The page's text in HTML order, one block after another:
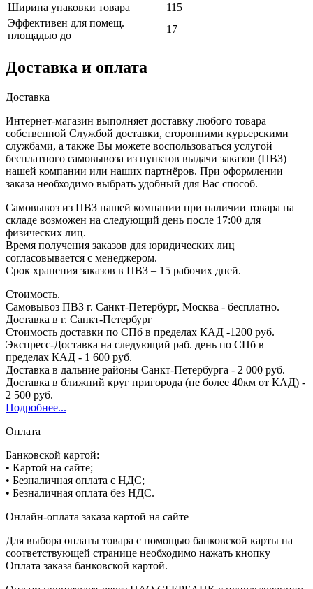
Ширина упаковки товара
115
Эффективен для помещ.
площадью до
17
Доставка и оплата
Доставка
Интернет-магазин выполняет доставку любого товара
собственной Службой доставки, сторонними курьерскими
службами, а также Вы можете воспользоваться услугой
бесплатного самовывоза из пунктов выдачи заказов (ПВЗ)
нашей компании или наших партнёров. При оформлении
заказа необходимо выбрать удобный для Вас способ.
Самовывоз из ПВЗ нашей компании при наличии товара на
складе возможен на следующий день после 17:00 для
физических лиц.
Время получения заказов для юридических лиц
согласовывается с менеджером.
Срок хранения заказов в ПВЗ – 15 рабочих дней.
Стоимость.
Самовывоз ПВЗ г. Санкт-Петербург, Москва - бесплатно.
Доставка в г. Санкт-Петербург
Стоимость доставки по СПб в пределах КАД -1200 руб.
Экспресс-Доставка на следующий раб. день по СПб в
пределах КАД - 1 600 руб.
Доставка в дальние районы Санкт-Петербурга - 2 000 руб.
Доставка в ближний круг пригорода (не более 40км от КАД) -
2 500 руб.
Подробнее...
Оплата
Банковской картой:
• Картой на сайте;
• Безналичная оплата с НДС;
• Безналичная оплата без НДС.
Онлайн-оплата заказа картой на сайте
Для выбора оплаты товара с помощью банковской карты на
соответствующей странице необходимо нажать кнопку
Оплата заказа банковской картой.